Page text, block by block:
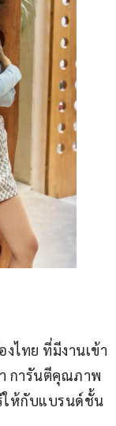
ไทย ที่มีงานเข้า
การันตีคุณภาพ
ให้กับแบรนด์ชั้น